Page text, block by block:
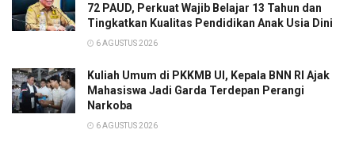
72 PAUD, Perkuat Wajib Belajar 13 Tahun dan
Tingkatkan Kualitas Pendidikan Anak Usia Dini
6 AGUSTUS 2026
Kuliah Umum di PKKMB UI, Kepala BNN RI Ajak
Mahasiswa Jadi Garda Terdepan Perangi
Narkoba
6 AGUSTUS 2026